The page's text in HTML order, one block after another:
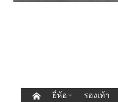
ยี่ห้อ รองเท้า